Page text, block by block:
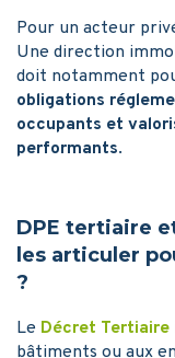
Pour un acteur
Une direction
doit notamment
obligations
occupants et
performants.
DPE tertiaire
les articuler
?
Le Décret Tertiaire
bâtiments ou aux